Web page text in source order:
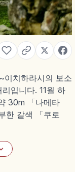
이치하라시의 보소
입니다. 11월 하
30m 「나메타
한 갈색 「쿠로